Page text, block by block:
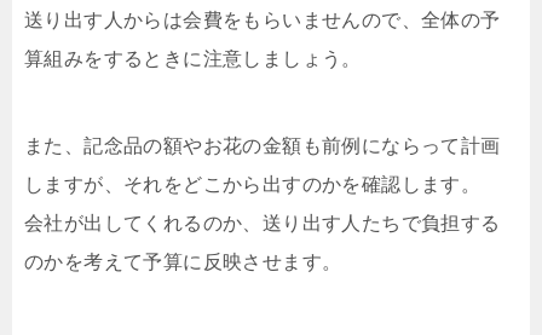
送り出す人からは会費をもらいませんので、全体の予
算組みをするときに注意しましょう。
また、記念品の額やお花の金額も前例にならって計画
しますが、それをどこから出すのかを確認します。
会社が出してくれるのか、送り出す人たちで負担する
のかを考えて予算に反映させます。